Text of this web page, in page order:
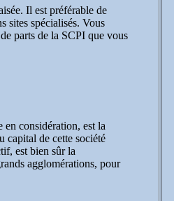
Il est préférable de
sites spécialisés. Vous
parts de la SCPI que vous
en considération, est la
capital de cette société
est bien sûr la
agglomérations, pour